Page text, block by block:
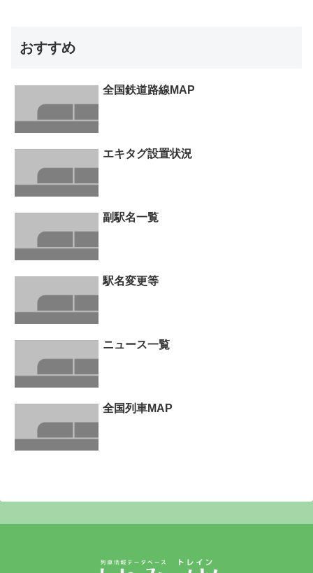
おすすめ
全国鉄道路線MAP
エキタグ設置状況
副駅名一覧
駅名変更等
ニュース一覧
全国列車MAP